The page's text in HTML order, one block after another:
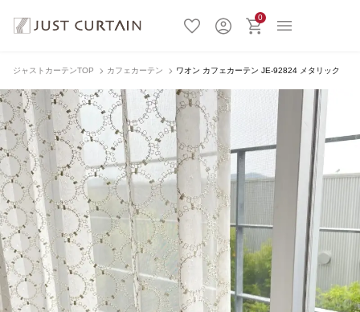
0
ジャストカーテンTOP カフェカーテン ワオン カフェカーテン JE-92824 メタリック